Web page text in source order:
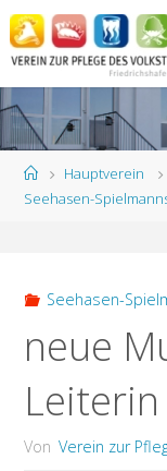
Zum
Inhalt
springen
StartHauptverein
Seehasen-
Seehasen-
neue
Von Verein zur